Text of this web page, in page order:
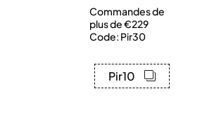
Commandes de
plus de €229
Code: Pir30
Pir10